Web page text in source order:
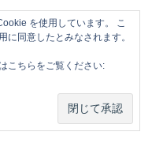
を使用しています。 こ
同意したとみなされます。
こちらをご覧ください: